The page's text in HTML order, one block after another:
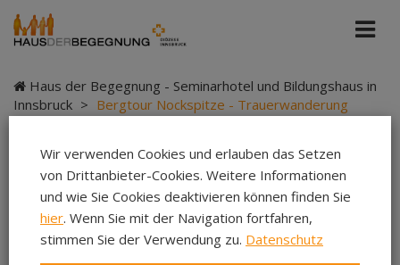
Haus der Begegnung - Seminarhotel und Bildungshaus in
Innsbruck > Bergtour Nockspitze - Trauerwanderung
Bergtour Nockspitze -
Trauerwanderung
Wir verwenden Cookies und erlauben das Setzen
von Drittanbieter-Cookies. Weitere Informationen
und wie Sie Cookies deaktivieren können finden Sie
hier. Wenn Sie mit der Navigation fortfahren,
stimmen Sie der Verwendung zu. Datenschutz